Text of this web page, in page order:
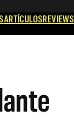
ARTÍCULOSREVIEWS